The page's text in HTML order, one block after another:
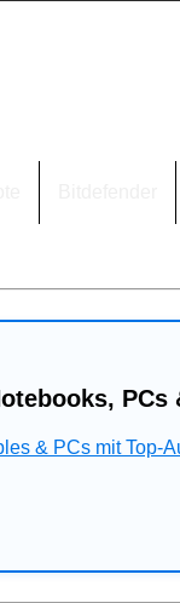
PCs
& PCs mit Top-